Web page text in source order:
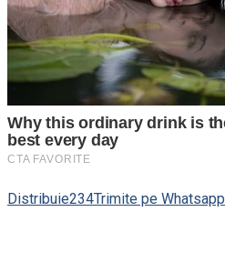
Distribuie234Trimite pe Whatsapp